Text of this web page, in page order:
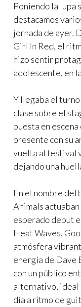
Poniendo la lupa
destacamos
jornada de ayer.
Girl In Red, el
hizo sentir
adolescente, en
Y llegaba el
clase sobre el
puesta en
presente con su
vuelta al festival
dejando una
En el nombre del
Animals
esperado debut
Heat Waves,
atmósfera
energía de Dave
con un público
alternativo, ideal
día a ritmo de